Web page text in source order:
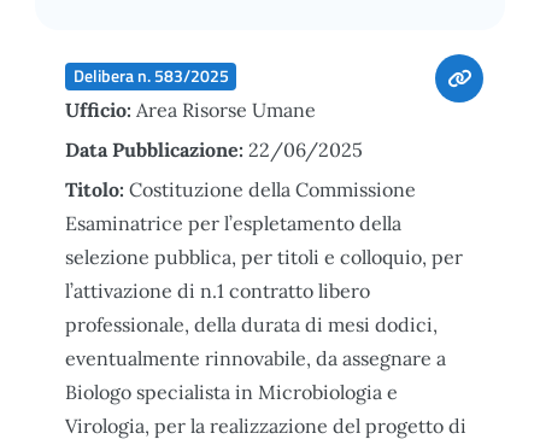
Delibera n. 583/2025
Ufficio: Area Risorse Umane
Data Pubblicazione: 22/06/2025
Titolo: Costituzione della Commissione
Esaminatrice per l’espletamento della
selezione pubblica, per titoli e colloquio, per
l’attivazione di n.1 contratto libero
professionale, della durata di mesi dodici,
eventualmente rinnovabile, da assegnare a
Biologo specialista in Microbiologia e
Virologia, per la realizzazione del progetto di